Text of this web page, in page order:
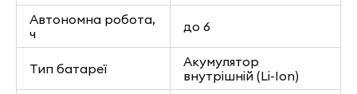
Автономна робота,
ч
до 6
Тип батареї
Акумулятор
внутрішній (Li-Ion)